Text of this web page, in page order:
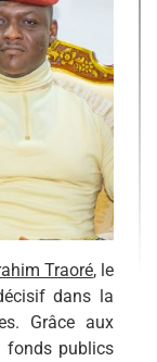
Traoré, le
dans la
Grâce aux
fonds publics